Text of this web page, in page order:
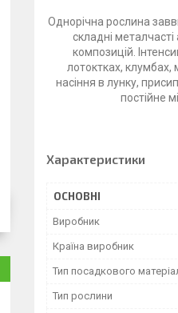
Однорічна рослина
складні
композицій.
лотоктках, клумбах,
насіння в лунку,
постійне
Характеристики
ОСНОВНІ
Виробник
Країна виробник
Тип посадкового
Тип рослини